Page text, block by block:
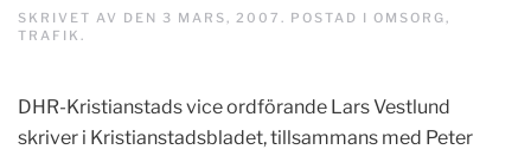
SKRIVET AV DEN 3 MARS, 2007 . POSTAD I OMSORG,
TRAFIK .
DHR-Kristianstads vice ordförande Lars Vestlund
skriver i Kristianstadsbladet, tillsammans med Peter